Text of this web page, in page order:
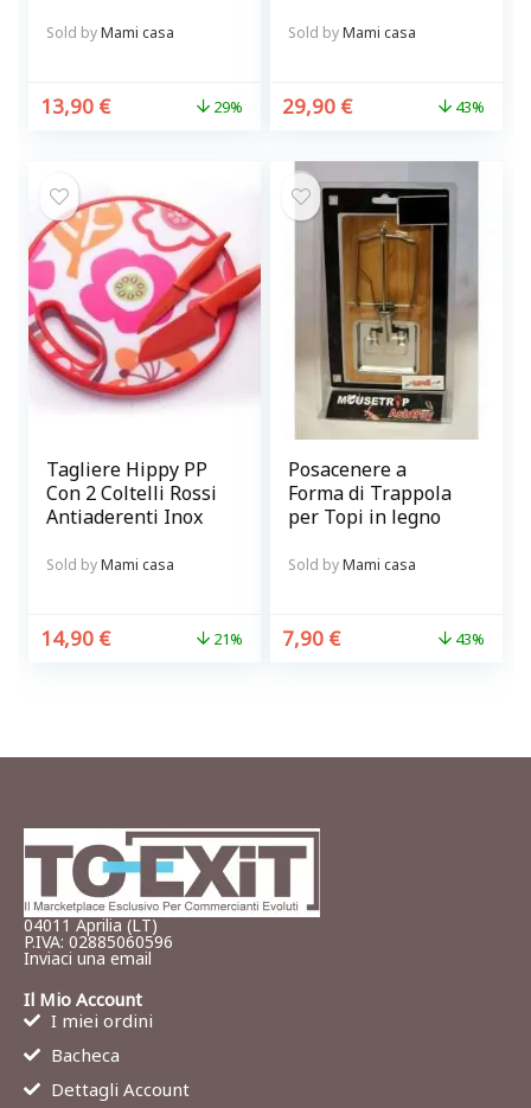
curare la barba
Sold byMami casa
13,90 € 29%
Sold byMami casa
29,90 € 43%
Tagliere Hippy PP
Con 2 Coltelli Rossi
Antiaderenti Inox
Sold byMami casa
14,90 € 21%
Posacenere a
Forma di Trappola
per Topi in legno
Sold byMami casa
7,90 € 43%
04011 Aprilia (LT)
P.IVA: 02885060596
Inviaci una email
Il Mio Account
I miei ordini
Bacheca
Dettagli Account